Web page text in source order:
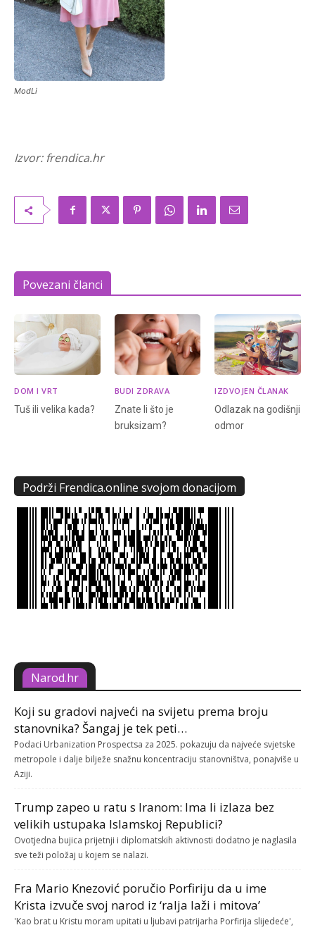
ModLi
Izvor: frendica.hr
Povezani članci
DOM I VRT
Tuš ili velika kada?
BUDI ZDRAVA
Znate li što je
bruksizam?
IZDVOJEN ČLANAK
Odlazak na godišnji
odmor
Podrži Frendica.online svojom donacijom
Narod.hr
Koji su gradovi najveći na svijetu prema broju
stanovnika? Šangaj je tek peti…
Podaci Urbanization Prospectsa za 2025. pokazuju da najveće svjetske
metropole i dalje bilježe snažnu koncentraciju stanovništva, ponajviše u
Aziji.
Trump zapeo u ratu s Iranom: Ima li izlaza bez
velikih ustupaka Islamskoj Republici?
Ovotjedna bujica prijetnji i diplomatskih aktivnosti dodatno je naglasila
sve teži položaj u kojem se nalazi.
Fra Mario Knezović poručio Porfiriju da u ime
Krista izvuče svoj narod iz ‘ralja laži i mitova’
'Kao brat u Kristu moram upitati u ljubavi patrijarha Porfirija slijedeće',